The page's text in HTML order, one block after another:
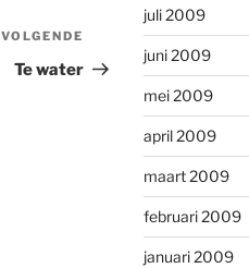
Volgend
bericht
VOLGENDE
Te water
juli 2009
juni 2009
mei 2009
april 2009
maart 2009
februari 2009
januari 2009